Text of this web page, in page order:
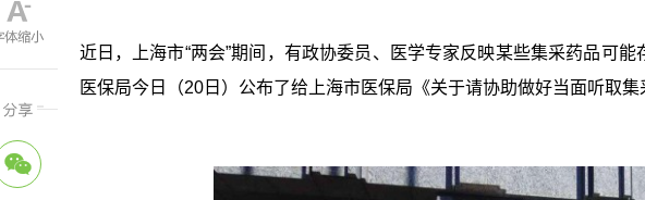
近日，上海市“两会”期间，有政协委员、医学专家反映某些集采药品可
医保局今日（20日）公布了给上海市医保局《关于请协助做好当面听取集